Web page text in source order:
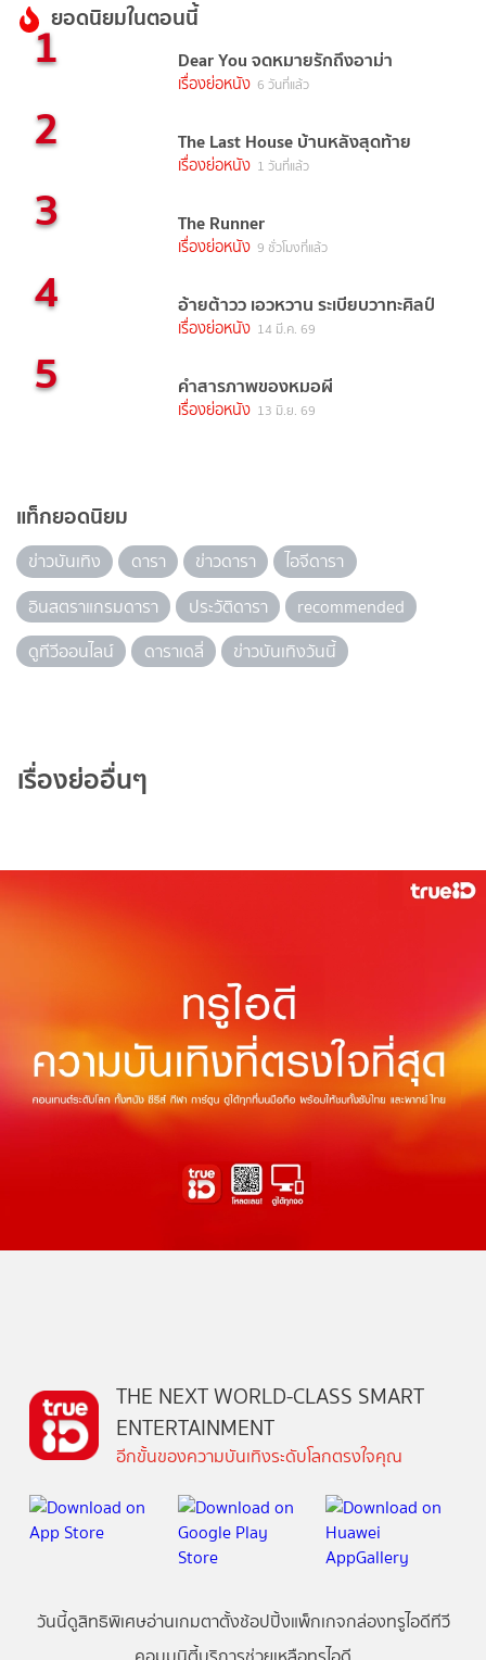
ยอดนิยมในตอนนี้
1 Dear You จดหมายรักถึงอาม่า
เรื่องย่อหนัง 6 วันที่แล้ว
2 The Last House บ้านหลังสุดท้าย
เรื่องย่อหนัง 1 วันที่แล้ว
3 The Runner
เรื่องย่อหนัง 9 ชั่วโมงที่แล้ว
4 อ้ายต้าวว เอวหวาน ระเบียบวาทะศิลป์
เรื่องย่อหนัง 14 มี.ค. 69
5 คำสารภาพของหมอผี
เรื่องย่อหนัง 13 มิ.ย. 69
แท็กยอดนิยม
ข่าวบันเทิง ดารา ข่าวดารา
ไอจีดารา
อินสตราแกรมดารา
ประวัติดารา
recommended
ดูทีวีออนไลน์
ดาราเดลี่ ข่าวบันเทิงวันนี้
เรื่องย่ออื่นๆ
THE NEXT WORLD-CLASS SMART
ENTERTAINMENT
อีกขั้นของความบันเทิงระดับโลกตรงใจคุณ
วันนี้ดูสิทธิพิเศษอ่านเกมตาตั้งช้อปปิ้งแพ็กเกจกล่องทรูไอดีทีวี